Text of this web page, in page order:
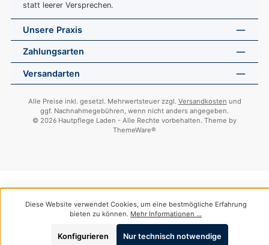
statt leerer Versprechen.
Unsere Praxis
Zahlungsarten
Versandarten
Alle Preise inkl. gesetzl. Mehrwertsteuer zzgl. Versandkosten und
ggf. Nachnahmegebühren, wenn nicht anders angegeben.
© 2026 Hautpflege Laden - Alle Rechte vorbehalten. Theme by
ThemeWare®
Diese Website verwendet Cookies, um eine bestmögliche Erfahrung
bieten zu können. Mehr Informationen ...
Nur technisch notwendige
Konfigurieren